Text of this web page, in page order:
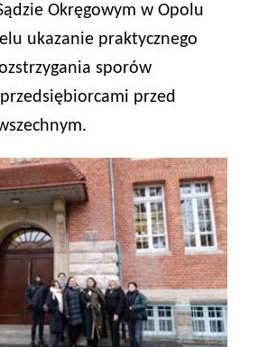
Okręgowym w Opolu
ukazanie praktycznego
sporów
przed